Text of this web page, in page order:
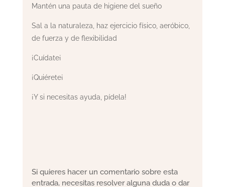
Mantén una pauta de higiene del sueño
Sal a la naturaleza, haz ejercicio físico, aeróbico,
de fuerza y ​​de flexibilidad
¡Cuídate¡
¡Quiérete¡
¡Y si necesitas ayuda, pídela!
Si quieres hacer un comentario sobre esta
entrada, necesitas resolver alguna duda o dar